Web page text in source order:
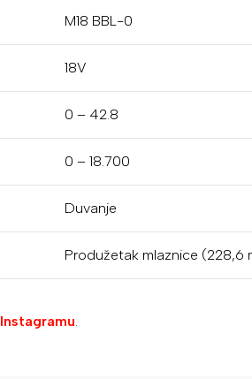
M18 BBL-0
18V
0 – 42.8
0 – 18.700
Duvanje
Produžetak mlaznice (228,6
Instagramu.